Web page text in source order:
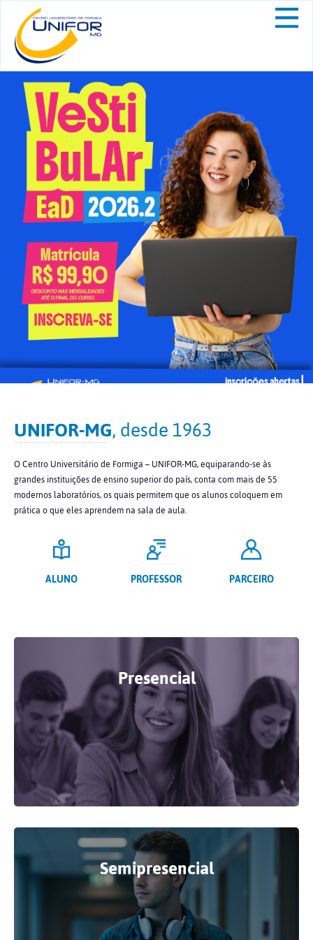
UNIFOR-MG, desde 1963
O Centro Universitário de Formiga – UNIFOR-MG, equiparando-se às
grandes instituições de ensino superior do país, conta com mais de 55
modernos laboratórios, os quais permitem que os alunos coloquem em
prática o que eles aprendem na sala de aula.
ALUNO PROFESSOR PARCEIRO
Presencial
Semipresencial